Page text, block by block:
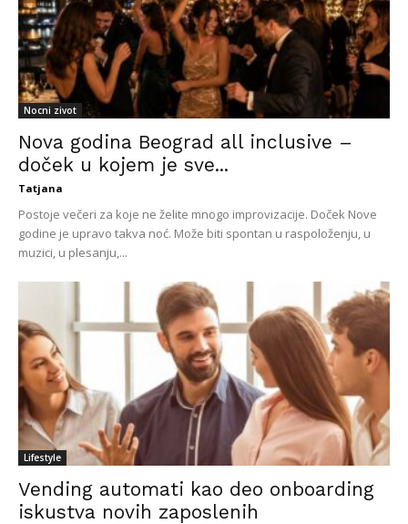
Nocni zivot
Nova godina Beograd all inclusive –
doček u kojem je sve...
Tatjana
Postoje večeri za koje ne želite mnogo improvizacije. Doček Nove
godine je upravo takva noć. Može biti spontan u raspoloženju, u
muzici, u plesanju,...
Lifestyle
Vending automati kao deo onboarding
iskustva novih zaposlenih